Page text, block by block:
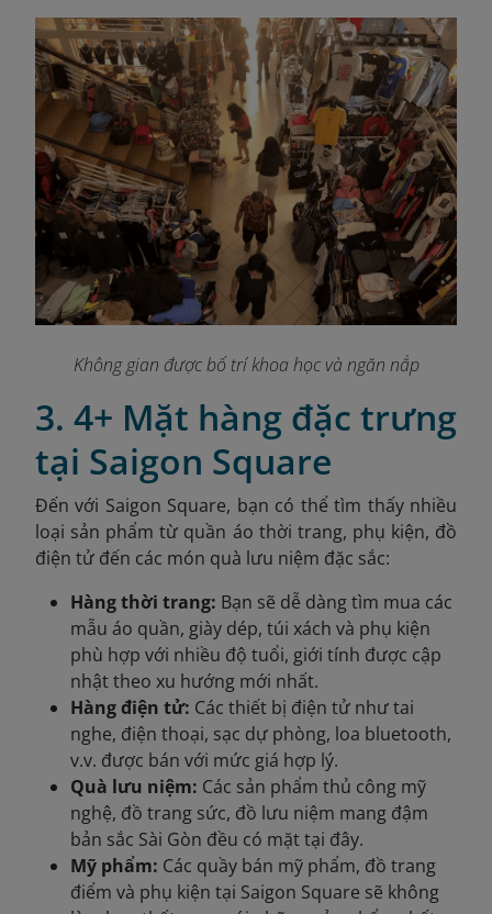
Không gian được bố trí khoa học và ngăn nắp
3. 4+ Mặt hàng đặc trưng
tại Saigon Square
Đến với Saigon Square, bạn có thể tìm thấy nhiều
loại sản phẩm từ quần áo thời trang, phụ kiện, đồ
điện tử đến các món quà lưu niệm đặc sắc:
Hàng thời trang: Bạn sẽ dễ dàng tìm mua các
mẫu áo quần, giày dép, túi xách và phụ kiện
phù hợp với nhiều độ tuổi, giới tính được cập
nhật theo xu hướng mới nhất.
Hàng điện tử: Các thiết bị điện tử như tai
nghe, điện thoại, sạc dự phòng, loa bluetooth,
v.v. được bán với mức giá hợp lý.
Quà lưu niệm: Các sản phẩm thủ công mỹ
nghệ, đồ trang sức, đồ lưu niệm mang đậm
bản sắc Sài Gòn đều có mặt tại đây.
Mỹ phẩm: Các quầy bán mỹ phẩm, đồ trang
điểm và phụ kiện tại Saigon Square sẽ không